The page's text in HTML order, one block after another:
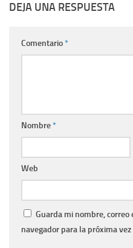
DEJA UNA RESPUESTA
Comentario*
Nombre*
Web
Guarda mi nombre,
navegador para la próxima